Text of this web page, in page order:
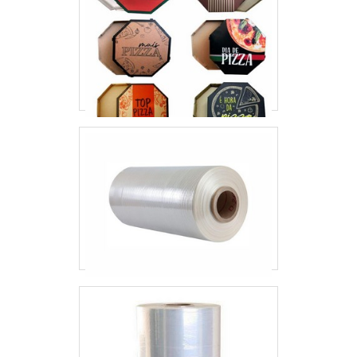
entregas em curto prazo.Todos esses
fatores, agregados a uma equipe
multidisciplinar de consultores associados
e alta qualidade, garantem o sucesso de
cada cliente de ponta a ponta.